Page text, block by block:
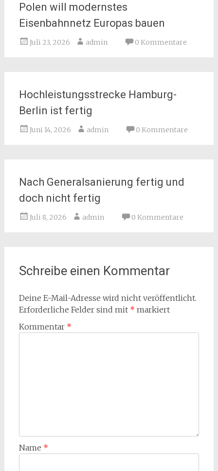
Polen will modernstes
Eisenbahnnetz Europas bauen
Juli 23, 2026 admin 0 Kommentare
Hochleistungsstrecke Hamburg-
Berlin ist fertig
Juni 14, 2026 admin 0 Kommentare
Nach Generalsanierung fertig und
doch nicht fertig
Juli 8, 2026 admin 0 Kommentare
Schreibe einen Kommentar
Deine E-Mail-Adresse wird nicht veröffentlicht.
Erforderliche Felder sind mit * markiert
Kommentar *
Name *